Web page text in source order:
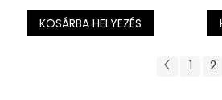
KOSÁRBA HELYEZÉS
1 2